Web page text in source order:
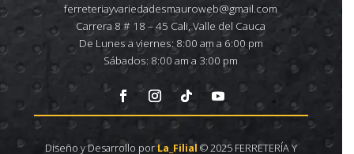
ferreteriayvariedadesmauroweb@gmail.com
Carrera 8 # 18 – 45 Cali, Valle del Cauca
De Lunes a viernes: 8:00 am a 6:00 pm
Sábados: 8:00 am a 3:00 pm
Diseño y Desarrollo porLa_Filial © 2025 FERRETERÍA Y